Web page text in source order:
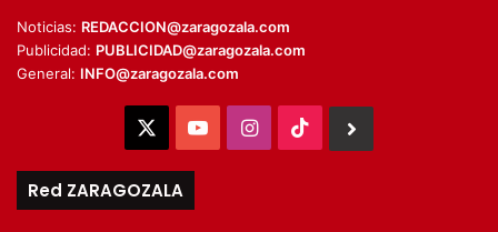
Noticias: REDACCION@zaragozala.com
Publicidad: PUBLICIDAD@zaragozala.com
General: INFO@zaragozala.com
YouTubeInstagram
TikTok
Red ZARAGOZALA